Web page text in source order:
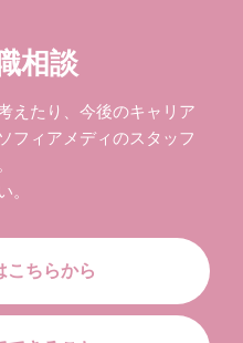
相談
えたり、今後のキャリア
フィアメディのスタッフ
。
こちらから